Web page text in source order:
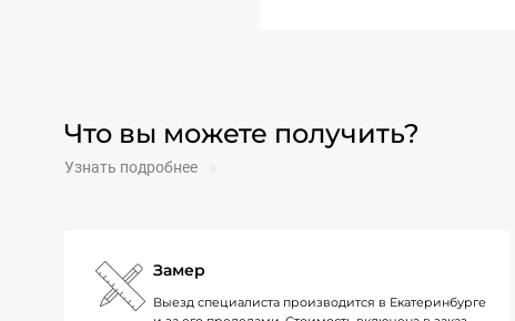
Что вы можете получить?
Узнать подробнее
Замер
Выезд специалиста производится в Екатеринбурге